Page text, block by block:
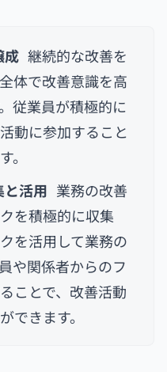
成 継続的な改善を
体で改善意識を高
従業員が積極的に
動に参加すること
。
と活用 業務の改善
を積極的に収集
を活用して業務の
や関係者からのフ
ことで、改善活動
できます。